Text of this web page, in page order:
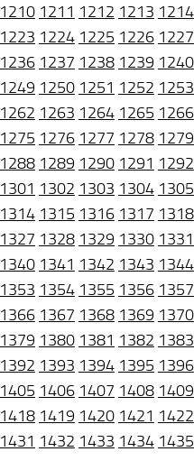
1210 1211 1212 1213 1214
1223 1224 1225 1226 1227
1236 1237 1238 1239 1240
1249 1250 1251 1252 1253
1262 1263 1264 1265 1266
1275 1276 1277 1278 1279
1288 1289 1290 1291 1292
1301 1302 1303 1304 1305
1314 1315 1316 1317 1318
1327 1328 1329 1330 1331
1340 1341 1342 1343 1344
1353 1354 1355 1356 1357
1366 1367 1368 1369 1370
1379 1380 1381 1382 1383
1392 1393 1394 1395 1396
1405 1406 1407 1408 1409
1418 1419 1420 1421 1422
1431 1432 1433 1434 1435